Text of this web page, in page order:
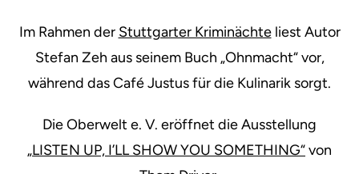
Im Rahmen der Stuttgarter Kriminächteliest Autor
Stefan Zeh aus seinem Buch „Ohnmacht“ vor,
während das Café Justus für die Kulinarik sorgt.
Die Oberwelt e. V. eröffnet die Ausstellung
„LISTEN UP, I’LL SHOW YOU SOMETHING“von